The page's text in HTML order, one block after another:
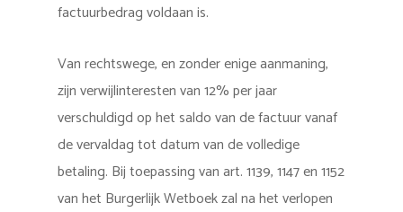
factuurbedrag voldaan is.
Van rechtswege, en zonder enige aanmaning,
zijn verwijlinteresten van 12% per jaar
verschuldigd op het saldo van de factuur vanaf
de vervaldag tot datum van de volledige
betaling. Bij toepassing van art. 1139, 1147 en 1152
van het Burgerlijk Wetboek zal na het verlopen